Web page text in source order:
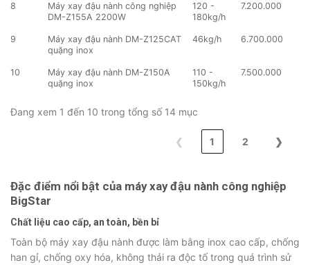
8
Máy xay đậu nành công nghiệp
DM-Z155A 2200W
120 -
180kg/h
7.200.000
9
Máy xay đậu nành DM-Z125CAT
quặng inox
46kg/h 6.700.000
10
Máy xay đậu nành DM-Z150A
quặng inox
110 -
150kg/h
7.500.000
Đang xem 1 đến 10 trong tổng số 14 mục
❮ 1 2 ❯
Đặc điểm nổi bật của máy xay đậu nành công nghiệp
BigStar
Chất liệu cao cấp, an toàn, bền bỉ
Toàn bộ máy xay đậu nành được làm bằng inox cao cấp, chống
han gỉ, chống oxy hóa, không thải ra độc tố trong quá trình sử